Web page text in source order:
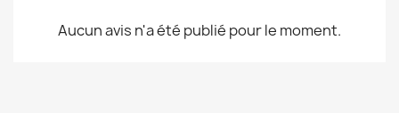
Aucun avis n'a été publié pour le moment.